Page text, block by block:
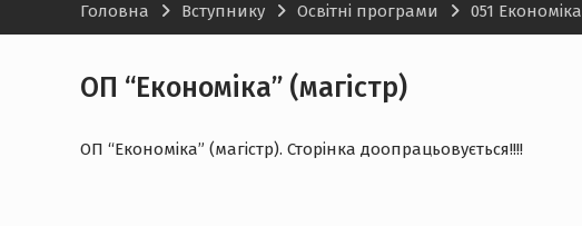
Головна Вступнику Освітні програми 051 Економіка
ОП “Економіка” (магістр)
ОП “Економіка” (магістр). Сторінка доопрацьовується!!!!